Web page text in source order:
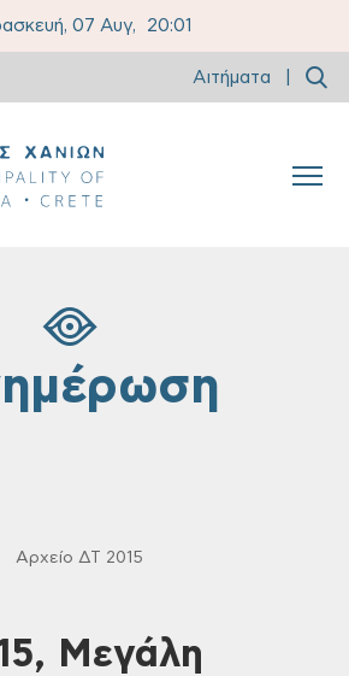
07 Αυγ, 20:01
Αιτήματα
Αρχείο ΔΤ 2015
Μεγάλη